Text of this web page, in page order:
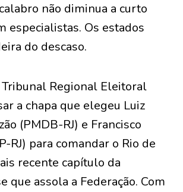
não diminua a curto
especialistas. Os estados
do descaso.
Regional Eleitoral
a chapa que elegeu Luiz
(PMDB-RJ) e Francisco
RJ) para comandar o Rio de
recente capítulo da
que assola a Federação. Com